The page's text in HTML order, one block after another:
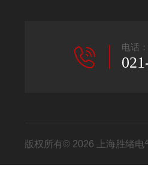
电话
版权所有© 2026 上海胜绪